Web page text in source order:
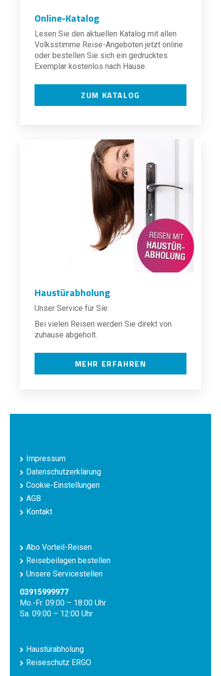
Online-Katalog
Lesen Sie den aktuellen Katalog mit allen
Volksstimme Reise-Angeboten jetzt online
oder bestellen Sie sich ein gedrucktes
Exemplar kostenlos nach Hause.
ZUM KATALOG
Haustürabholung
Unser Service für Sie:
Bei vielen Reisen werden Sie direkt von
zuhause abgeholt.
MEHR ERFAHREN
Impressum
Datenschutzerklärung
Cookie-Einstellungen
AGB
Kontakt
Abo Vorteil-Reisen
Reisebeilagen bestellen
Unsere Servicestellen
03915999977
Mo.-Fr. 09:00 – 18:00 Uhr
Sa. 09:00 – 12:00 Uhr
Haustürabholung
Reiseschutz ERGO